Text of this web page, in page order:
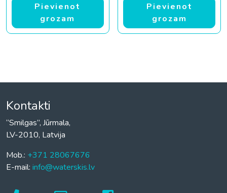
Pievienot
grozam
Pievienot
grozam
Kontakti
“Smilgas”, Jūrmala,
LV-2010, Latvija
Mob.: +371 28067676
E-mail: info@waterskis.lv